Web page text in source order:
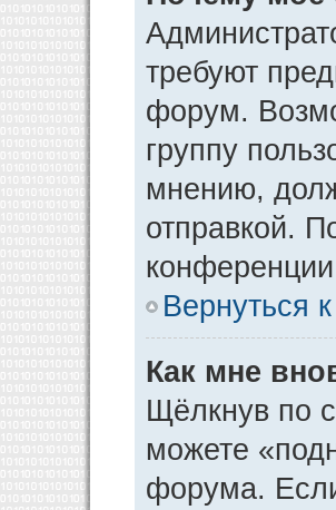
требуют
форум.
группу
мнению,
отправкой.
Вернуться
Как мне
Щёлкнув по
можете
форума. Если